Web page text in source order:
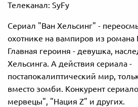
Телеканал: SyFy
Сериал "Ван Хельсинг" -
охотнике на вампиров из романа
Главная героиня - девушка,
Хельсинга. А действия сериала -
постапокалиптический мир,
вместо зомби. Конкурент
мервецы", "Нация Z" и других.